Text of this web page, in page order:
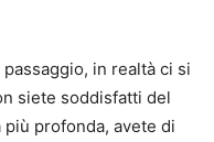
in realtà ci si
siete soddisfatti del
profonda, avete di